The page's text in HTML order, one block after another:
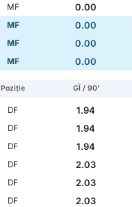
MF
0.00
MF
0.00
MF
0.00
MF 0.00
Poziție GÎ / 90'
DF
1.94
DF
1.94
DF
1.94
DF
2.03
DF
2.03
DF
2.03